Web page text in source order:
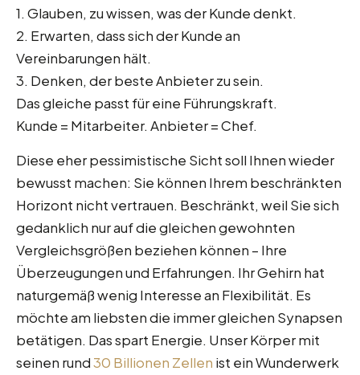
1. Glauben, zu wissen, was der Kunde denkt.
2. Erwarten, dass sich der Kunde an
Vereinbarungen hält.
3. Denken, der beste Anbieter zu sein.
Das gleiche passt für eine Führungskraft.
Kunde = Mitarbeiter. Anbieter = Chef.
Diese eher pessimistische Sicht soll Ihnen wieder
bewusst machen: Sie können Ihrem beschränkten
Horizont nicht vertrauen. Beschränkt, weil Sie sich
gedanklich nur auf die gleichen gewohnten
Vergleichsgrößen beziehen können – Ihre
Überzeugungen und Erfahrungen. Ihr Gehirn hat
naturgemäß wenig Interesse an Flexibilität. Es
möchte am liebsten die immer gleichen Synapsen
betätigen. Das spart Energie. Unser Körper mit
seinen rund30 Billionen Zellen ist ein Wunderwerk